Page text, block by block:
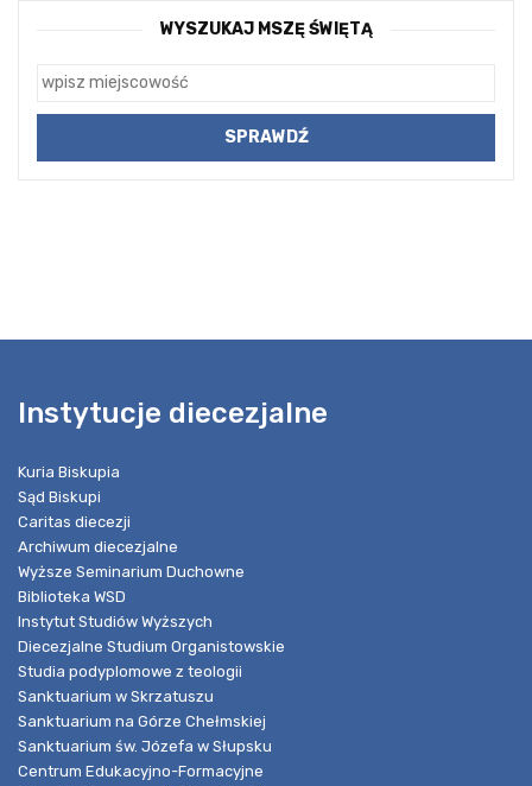
WYSZUKAJ MSZĘ ŚWIĘTĄ
Instytucje diecezjalne
Kuria Biskupia
Sąd Biskupi
Caritas diecezji
Archiwum diecezjalne
Wyższe Seminarium Duchowne
Biblioteka WSD
Instytut Studiów Wyższych
Diecezjalne Studium Organistowskie
Studia podyplomowe z teologii
Sanktuarium w Skrzatuszu
Sanktuarium na Górze Chełmskiej
Sanktuarium św. Józefa w Słupsku
Centrum Edukacyjno-Formacyjne